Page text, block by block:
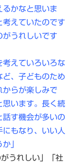
るかなと思いま
考えていたのです
がうれしいです
考えていろいろな
、子どものため
からが楽しみで
思います。長く続
話す機会が多いの
もなり、いい人
」
うれしい」「社